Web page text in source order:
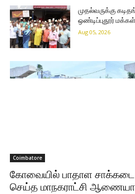
முதல்வருக்கு
ஒண்டிப்புதூர்
Aug 05, 2026
Coimbatore
கோவையில் பாதாள
செய்த மாநகராட்சி